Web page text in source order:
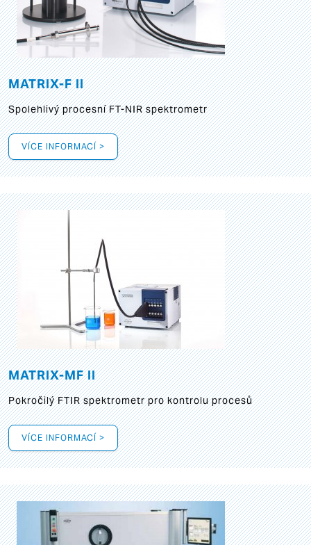
MATRIX-F II
Spolehlivý procesní FT-NIR spektrometr
VÍCE INFORMACÍ >
MATRIX-MF II
Pokročilý FTIR spektrometr pro kontrolu procesů
VÍCE INFORMACÍ >